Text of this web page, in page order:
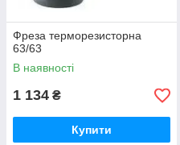
Фреза терморезисторна
63/63
В наявності
1 134 ₴
Купити